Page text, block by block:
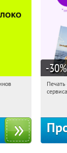
первым!
-30%
Печать